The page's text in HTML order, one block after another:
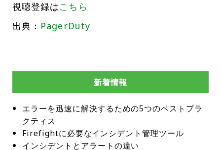
視聴登録はこちら
出典： PagerDuty
新着情報
エラーを迅速に解決するための5つのベストプラ
クティス
Firefightに必要なインシデント管理ツール
インシデントとアラートの違い